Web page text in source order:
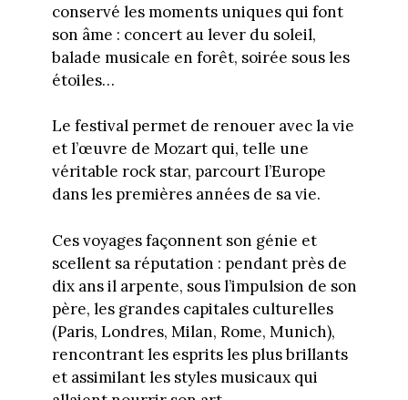
conservé les moments uniques qui font
son âme : concert au lever du soleil,
balade musicale en forêt, soirée sous les
étoiles…
Le festival permet de renouer avec la vie
et l’œuvre de Mozart qui, telle une
véritable rock star, parcourt l’Europe
dans les premières années de sa vie.
Ces voyages façonnent son génie et
scellent sa réputation : pendant près de
dix ans il arpente, sous l’impulsion de son
père, les grandes capitales culturelles
(Paris, Londres, Milan, Rome, Munich),
rencontrant les esprits les plus brillants
et assimilant les styles musicaux qui